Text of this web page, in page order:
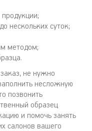
нескольких суток;
методом;
не нужно
несложную
позвонить
образец
и помочь занять
салонов вашего